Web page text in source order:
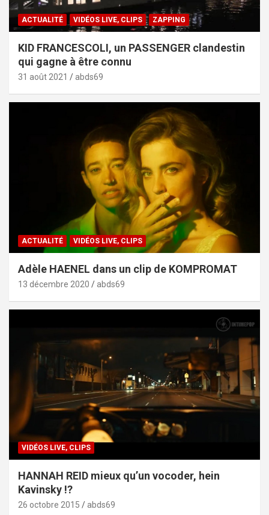
ACTUALITÉ VIDÉOS LIVE, CLIPS ZAPPING
KID FRANCESCOLI, un PASSENGER clandestin
qui gagne à être connu
31 août 2021 abds69
ACTUALITÉ VIDÉOS LIVE, CLIPS
Adèle HAENEL dans un clip de KOMPROMAT
13 décembre 2020 abds69
VIDÉOS LIVE, CLIPS
HANNAH REID mieux qu’un vocoder, hein
Kavinsky !?
26 octobre 2015 abds69